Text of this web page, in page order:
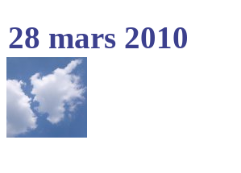
28 mars 2010